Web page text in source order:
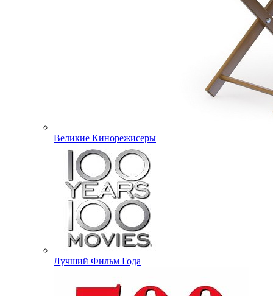
Великие Кинорежисеры
Лучший Фильм Года